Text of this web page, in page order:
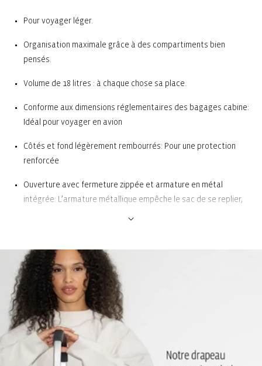
Pour voyager léger.
Organisation maximale grâce à des compartiments bien
pensés.
Volume de 18 litres : à chaque chose sa place.
Conforme aux dimensions réglementaires des bagages cabine:
Idéal pour voyager en avion
Côtés et fond légèrement rembourrés: Pour une protection
renforcée
Ouverture avec fermeture zippée et armature en métal
intégrée: L’armature métallique empêche le sac de se replier,
affaires
Bandoulière avec renfort d’épaule confortable et rembourré :
Pour une option de transport supplémentaire et confortable
2 poignées de transport rembourrées: Sensation de confort au
niveau de la main